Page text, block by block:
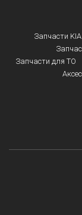
Запчасти KIA
Запчасти для ТО